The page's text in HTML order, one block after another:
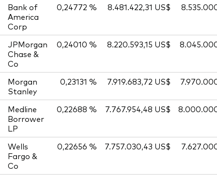
Bank of
America
Corp
0,24772 % 8.481.422,31 US$
JPMorgan
Chase &
Co
0,24010 % 8.220.593,15 US$
Morgan
Stanley
0,23131 % 7.919.683,72 US$
Medline
Borrower
LP
0,22688 % 7.767.954,48 US$
Wells
Fargo &
Co
0,22656 % 7.757.030,43 US$